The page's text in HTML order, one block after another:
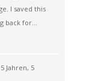
I saved this
back for…
Jahren, 5